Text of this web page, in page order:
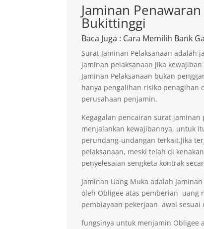
Jaminan
Bukittinggi
Baca Juga : Cara Memilih Bank
Surat Jaminan Pelaksanaan
jaminan pelaksanaan jika
Jaminan Pelaksanaan bukan
hanya pengalihan risiko penagihan
perusahaan penjamin.
Kegagalan pencairan surat
menjalankan kewajibannya, untuk
perundang-undangan terkait.Jika
pelaksanaan, meski telah di
penyelesaian sengketa kontrak
Jaminan Uang Muka adalah
oleh Obligee atas pemberian uang
pembiayaan pekerjaan awal
fungsinya untuk menjamin Obligee